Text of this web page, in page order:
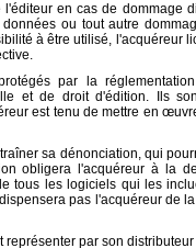
en cas de dommage
ou tout autre
à être utilisé, l'acquéreur
par la
et de droit d'édition. Ils
est tenu de mettre en
sa dénonciation, qui
obligera l'acquéreur à la
tous les logiciels qui les
pas l'acquéreur de
par son